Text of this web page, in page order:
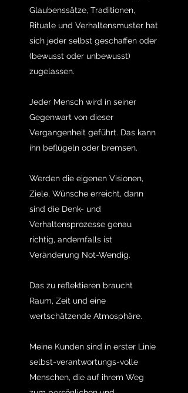
Glaubenssätze, Traditionen,
Rituale und Verhaltensmuster hat
sich jeder selbst geschaffen oder
(bewusst oder unbewusst)
zugelassen.
Jeder Mensch wird in seiner
Gegenwart von dieser
Vergangenheit geführt. Das kann
ihn beflügeln oder bremsen.
Werden die eigenen Visionen,
Ziele, Wünsche erreicht, dann
sind die Denk- und
Verhaltensprozesse genau
richtig, andernfalls ist
Veränderung Not-Wendig.
Das zu reflektieren braucht
Raum, Zeit und eine
wertschätzende Atmosphäre.
Meine Kunden sind in erster Linie
selbst-verantwortungs-volle
Menschen, die auf ihrem Weg